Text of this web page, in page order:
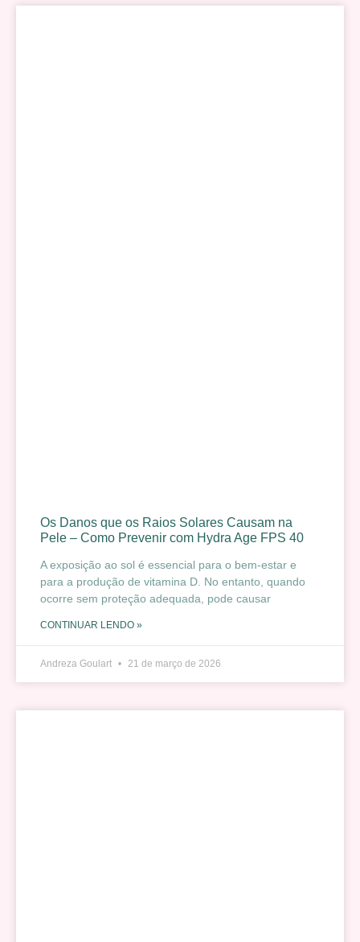
Os Danos que os Raios Solares Causam na
Pele – Como Prevenir com Hydra Age FPS 40
A exposição ao sol é essencial para o bem-estar e
para a produção de vitamina D. No entanto, quando
ocorre sem proteção adequada, pode causar
CONTINUAR LENDO »
Andreza Goulart 21 de março de 2026